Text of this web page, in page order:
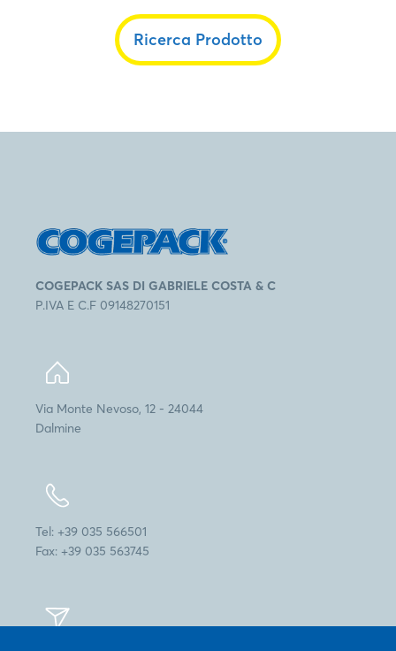
Ricerca Prodotto
COGEPACK SAS DI GABRIELE COSTA & C
P.IVA E C.F 09148270151
Via Monte Nevoso, 12 - 24044
Dalmine
Tel: +39 035 566501
Fax: +39 035 563745